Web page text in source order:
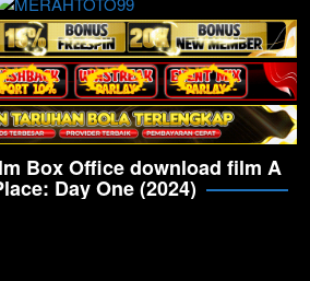
Box Office download film A
Day One (2024)